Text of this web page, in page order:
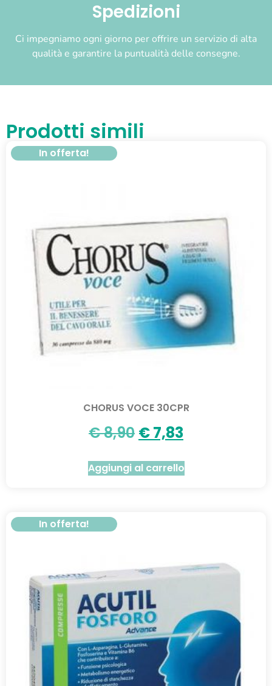
Spedizioni
Ci impegniamo ogni giorno per offrire un servizio di alta
qualità e garantire la puntualità delle consegne.
Prodotti simili
In offerta!
CHORUS VOCE 30CPR
€8,90 €7,83
Aggiungi al carrello
In offerta!